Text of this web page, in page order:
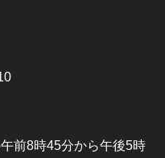
前8時45分から午後5時